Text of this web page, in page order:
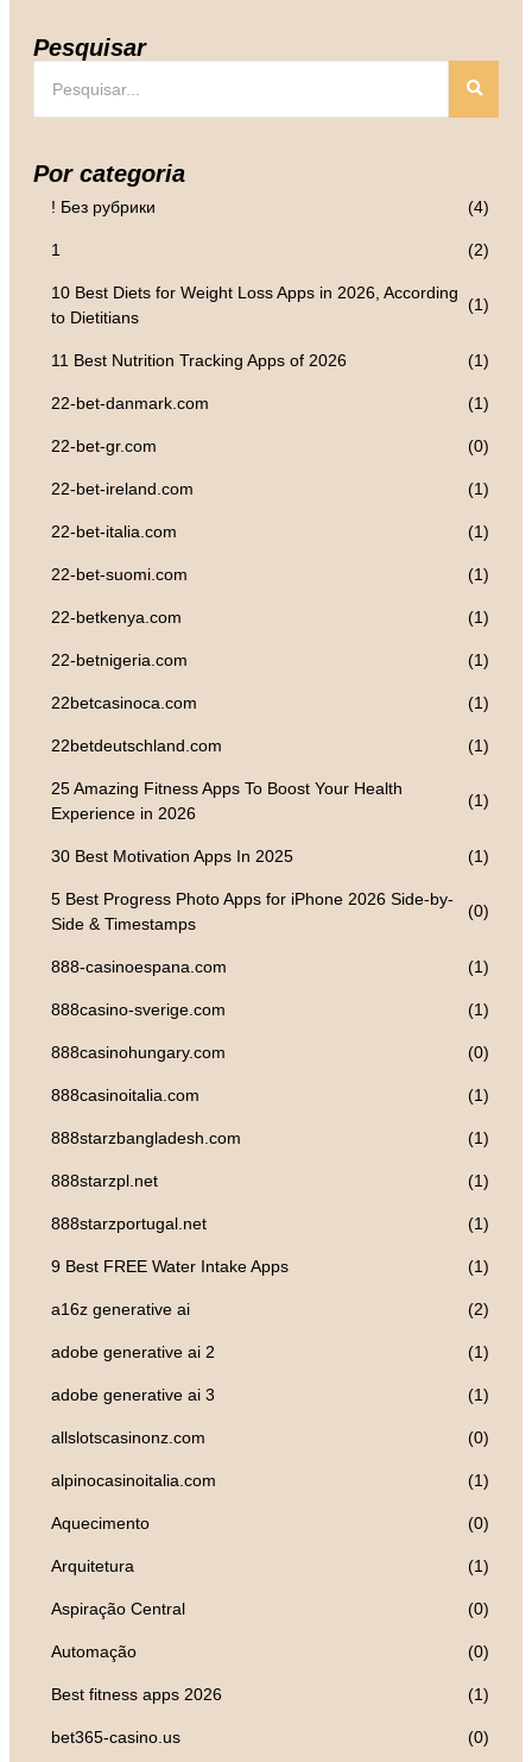
Pesquisar
Por categoria
! Без рубрики (4)
1 (2)
10 Best Diets for Weight Loss Apps in 2026, According
to Dietitians
(1)
11 Best Nutrition Tracking Apps of 2026 (1)
22-bet-danmark.com (1)
22-bet-gr.com (0)
22-bet-ireland.com (1)
22-bet-italia.com (1)
22-bet-suomi.com (1)
22-betkenya.com (1)
22-betnigeria.com (1)
22betcasinoca.com (1)
22betdeutschland.com (1)
25 Amazing Fitness Apps To Boost Your Health
Experience in 2026
(1)
30 Best Motivation Apps In 2025 (1)
5 Best Progress Photo Apps for iPhone 2026 Side-by-
Side & Timestamps
(0)
888-casinoespana.com (1)
888casino-sverige.com (1)
888casinohungary.com (0)
888casinoitalia.com (1)
888starzbangladesh.com (1)
888starzpl.net (1)
888starzportugal.net (1)
9 Best FREE Water Intake Apps (1)
a16z generative ai (2)
adobe generative ai 2 (1)
adobe generative ai 3 (1)
allslotscasinonz.com (0)
alpinocasinoitalia.com (1)
Aquecimento (0)
Arquitetura (1)
Aspiração Central (0)
Automação (0)
Best fitness apps 2026 (1)
bet365-casino.us (0)